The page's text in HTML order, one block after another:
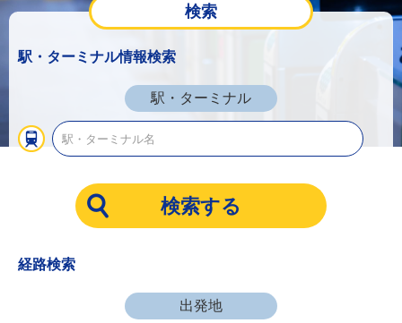
検索
駅・ターミナル情報検索
駅・ターミナル
経路検索
出発地